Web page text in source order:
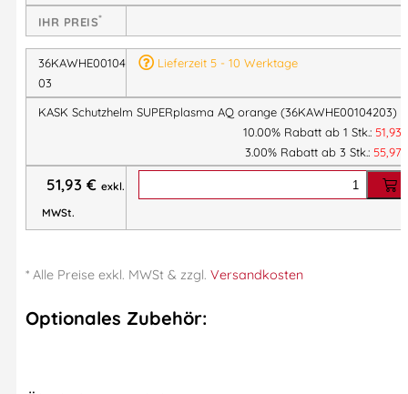
EN 397 zertifiziert + EN 12492
Front-, Heck- und Seitenaufprall
Zusatzprüfungen: -30 °C, LD (Seitendeformation),
Schnellverstellsystem– präzise Anpassung mit
großem Drehknopf, auch mit Handschuhen
– schnell trocknend & waschbar
10 Belüftungsschlitze mit Schutzgitter– maximale
Luftzirkulation, hält Schmutz fern
lange Tragezeiten
am Gurtzeug
IHR PREIS*
36KAWHE001042
03
Lieferzeit 5 - 10 Werktage
KASK Schutzhelm SUPERplasma AQ orange (36KAWHE00104203)
10.00% Rabatt ab 1 Stk.: 51,93
3.00% Rabatt ab 3 Stk.: 55,97
51,93 € exkl.
MWSt.
* Alle Preise exkl. MWSt & zzgl. Versandkosten
Optionales Zubehör: